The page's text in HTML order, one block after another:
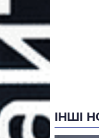
ІНШІ